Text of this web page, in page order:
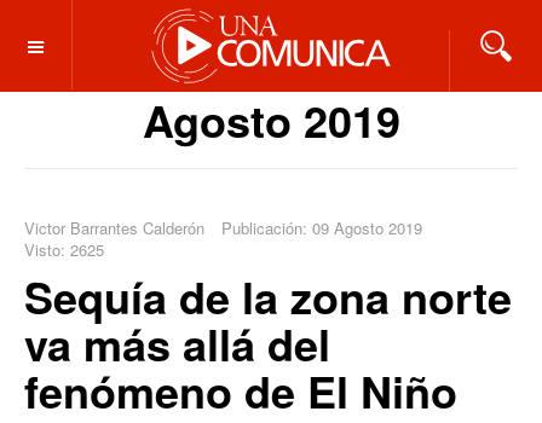
OFF CANVAS
Agosto 2019
Victor Barrantes Calderón
Publicación: 09 Agosto 2019
Visto: 2625
Sequía de la zona norte
va más allá del
fenómeno de El Niño